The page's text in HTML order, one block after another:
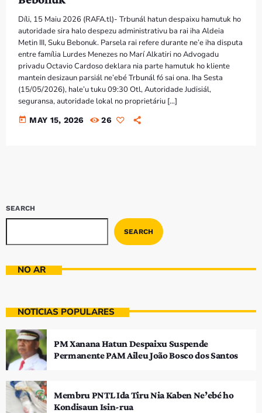
Bom dia RAFA
7:00 AM - 10:00 AM
Díli, 15 Maiu 2026 (RAFA.tl)- Trbunál hatun despaixu hamutuk ho
autoridade sira halo despezu administrativu ba rai iha Aldeia
Metin III, Suku Bebonuk. Parsela rai refere durante ne’e iha disputa
entre família Lurdes Menezes no Marí Alkatiri no Advogadu
privadu Octavio Cardoso deklara nia parte hamutuk ho kliente
mantein desizaun parsiál ne’ebé Trbunál fó sai ona. Iha Sesta
(15/05/2026), hale’u tuku 09:30 Otl, Autoridade Judisiál,
seguransa, autoridade lokal no proprietáriu […]
today MAY 15, 2026 26
SEARCH
SEARCH
NO AR
NOTÍCIAS POPULARES
PM Xanana Hatun Despaixu Suspende
Permanente PAM Aileu João Bosco dos Santos
Membru PNTL Ida Tiru Nia Kaben Ne’ebé ho
Kondisaun Isin-rua